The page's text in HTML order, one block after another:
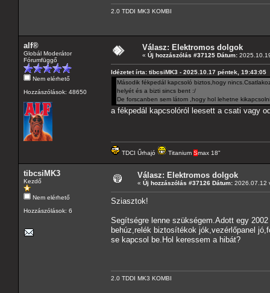
2.0 TDDI MK3 KOMBI
alf®
Globál Moderátor
Fórumfüggő
Nem elérhető
Hozzászólások: 48650
Válasz: Elektromos dolgok
« Új hozzászólás #37125 Dátum:
Idézetet írta: tibcsiMK3 - 2025.10.17 péntek, 19:43:05
Második fékpedál kapcsoló biztos,hogy
helyét és a bizti sincs bent :/
De forscanben sem látom ,hogy hol lehetne
a fékpedál kapcsolóról leesett a csati vagy
TDCI Űrhajó Titanium Smax 18"
tibcsiMK3
Kezdő
Nem elérhető
Hozzászólások: 6
Válasz: Elektromos dolgok
« Új hozzászólás #37126 Dátum: 2026.07.12
Sziasztok!
Segítségre lenne szükségem.Adott egy
behúz,relék biztosítékok jók,vezérlőpanel
se kapcsol be.Hol keressem a hibát?
2.0 TDDI MK3 KOMBI